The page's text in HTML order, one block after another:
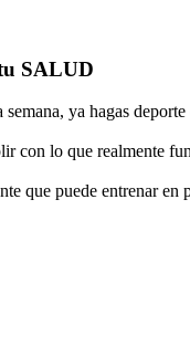
SALUD
semana, ya hagas
con lo que realmente
que puede entrenar